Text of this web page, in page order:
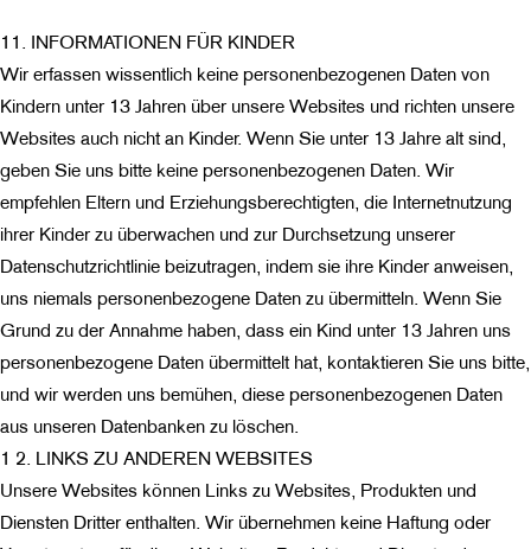
11. INFORMATIONEN FÜR KINDER
Wir erfassen wissentlich keine personenbezogenen Daten von
Kindern unter 13 Jahren über unsere Websites und richten unsere
Websites auch nicht an Kinder. Wenn Sie unter 13 Jahre alt sind,
geben Sie uns bitte keine personenbezogenen Daten. Wir
empfehlen Eltern und Erziehungsberechtigten, die Internetnutzung
ihrer Kinder zu überwachen und zur Durchsetzung unserer
Datenschutzrichtlinie beizutragen, indem sie ihre Kinder anweisen,
uns niemals personenbezogene Daten zu übermitteln. Wenn Sie
Grund zu der Annahme haben, dass ein Kind unter 13 Jahren uns
personenbezogene Daten übermittelt hat, kontaktieren Sie uns bitte,
und wir werden uns bemühen, diese personenbezogenen Daten
aus unseren Datenbanken zu löschen.
1 2. LINKS ZU ANDEREN WEBSITES
Unsere Websites können Links zu Websites, Produkten und
Diensten Dritter enthalten. Wir übernehmen keine Haftung oder